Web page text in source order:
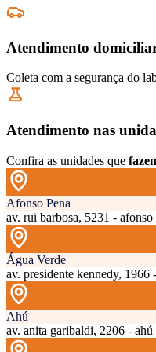
Atendimento
Coleta com a segurança do
Atendimento nas
Confira as unidades que
Afonso Pena
av. rui barbosa, 5231 - afonso
Água Verde
av. presidente kennedy, 1966
Ahú
av. anita garibaldi, 2206 - ahú